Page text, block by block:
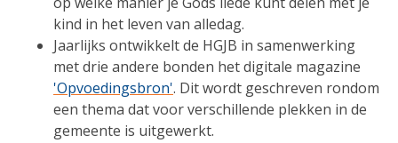
kind in het leven van alledag.
Jaarlijks ontwikkelt de HGJB in samenwerking
met drie andere bonden het digitale magazine
'Opvoedingsbron'. Dit wordt geschreven rondom
een thema dat voor verschillende plekken in de
gemeente is uitgewerkt.